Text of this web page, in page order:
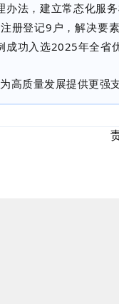
法，建立常态化服务
册登记9 户，解决要
成功入选2025年全省
高质量发展提供更强支